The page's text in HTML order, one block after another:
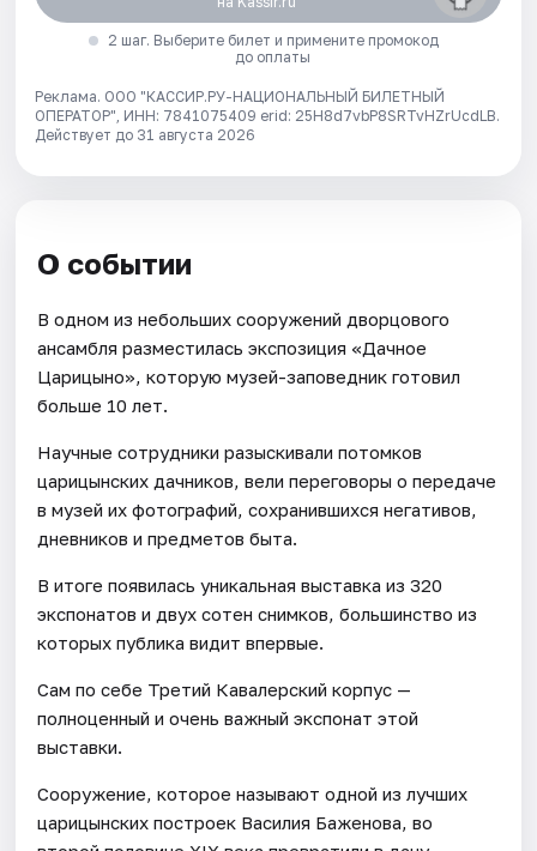
2 шаг. Выберите билет и примените промокод
до оплаты
Реклама. ООО "КАССИР.РУ-НАЦИОНАЛЬНЫЙ БИЛЕТНЫЙ
ОПЕРАТОР", ИНН: 7841075409 erid: 25H8d7vbP8SRTvHZrUcdLB.
Действует до 31 августа 2026
О событии
В одном из небольших сооружений дворцового
ансамбля разместилась экспозиция «Дачное
Царицыно», которую музей-заповедник готовил
больше 10 лет.
Научные сотрудники разыскивали потомков
царицынских дачников, вели переговоры о передаче
в музей их фотографий, сохранившихся негативов,
дневников и предметов быта.
В итоге появилась уникальная выставка из 320
экспонатов и двух сотен снимков, большинство из
которых публика видит впервые.
Сам по себе Третий Кавалерский корпус —
полноценный и очень важный экспонат этой
выставки.
Сооружение, которое называют одной из лучших
царицынских построек Василия Баженова, во